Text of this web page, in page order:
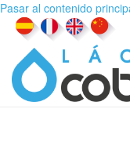
Pasar al contenido